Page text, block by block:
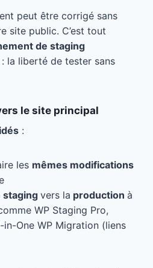
peut être corrigé sans
site public. C’est tout
de staging
: la liberté de tester sans
le site principal
:
les mêmes modifications
stagingvers la production à
WP Staging Pro,
One WP Migration (liens